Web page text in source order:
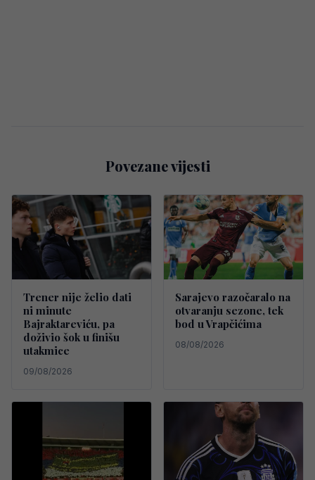
Povezane vijesti
Trener nije želio dati
ni minute
Bajraktareviću, pa
doživio šok u finišu
utakmice
09/08/2026
Sarajevo razočaralo na
otvaranju sezone, tek
bod u Vrapčićima
08/08/2026